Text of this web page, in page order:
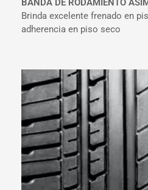
BANDA DE RODAMIENTO
Brinda excelente frenado en
adherencia en piso seco